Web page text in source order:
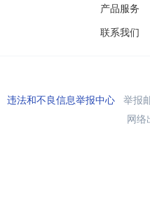
产品服务
联系我们
违法和不良信息举报中心举报
网